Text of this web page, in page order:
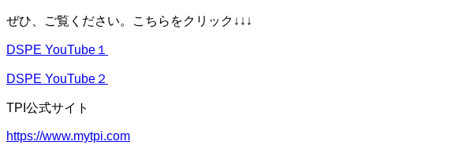
ぜひ、ご覧ください。こちらをクリック↓↓↓
DSPE YouTube１
DSPE YouTube２
TPI公式サイト
https://www.mytpi.com